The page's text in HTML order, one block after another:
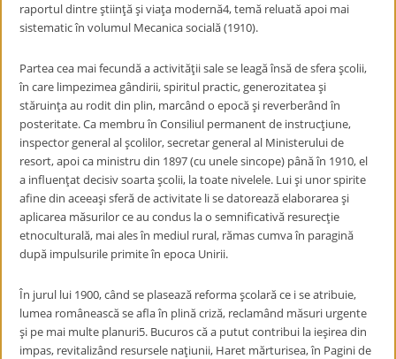
raportul dintre ştiinţă şi viaţa modernă4, temă reluată apoi mai
sistematic în volumul Mecanica socială (1910).
Partea cea mai fecundă a activităţii sale se leagă însă de sfera şcolii,
în care limpezimea gândirii, spiritul practic, generozitatea şi
stăruinţa au rodit din plin, marcând o epocă şi reverberând în
posteritate. Ca membru în Consiliul permanent de instrucţiune,
inspector general al şcolilor, secretar general al Ministerului de
resort, apoi ca ministru din 1897 (cu unele sincope) până în 1910, el
a influenţat decisiv soarta şcolii, la toate nivelele. Lui şi unor spirite
afine din aceeaşi sferă de activitate li se datorează elaborarea şi
aplicarea măsurilor ce au condus la o semnificativă resurecţie
etnoculturală, mai ales în mediul rural, rămas cumva în paragină
după impulsurile primite în epoca Unirii.
În jurul lui 1900, când se plasează reforma şcolară ce i se atribuie,
lumea românească se afla în plină criză, reclamând măsuri urgente
şi pe mai multe planuri5. Bucuros că a putut contribui la ieşirea din
impas, revitalizând resursele naţiunii, Haret mărturisea, în Pagini de